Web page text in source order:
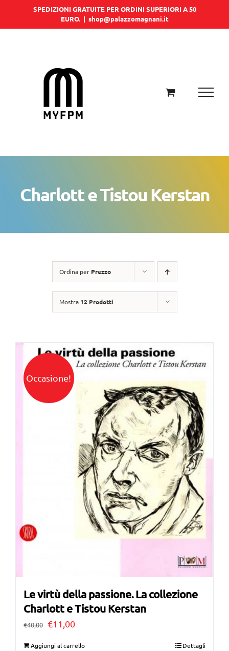
SPEDIZIONI GRATUITE PER ORDINI SUPERIORI A 50
EURO. | shop@palazzomagnani.it
Charlott e Tistou Kerstan
Ordina per Prezzo
Mostra 12 Prodotti
Occasione!
Le virtù della passione. La collezione
Charlott e Tistou Kerstan
€40,00 Il
€11,00Il
Aggiungi al carrello Dettagli